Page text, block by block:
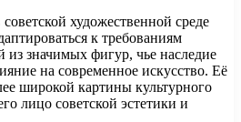
художественной среде
к требованиям
из значимых фигур, чье наследие
на современное искусство. Её
широкой картины культурного
лицо советской эстетики и